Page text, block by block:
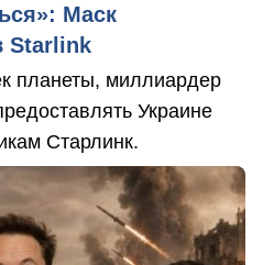
Маск
Starlink
планеты, миллиардер
Украине
Старлинк.